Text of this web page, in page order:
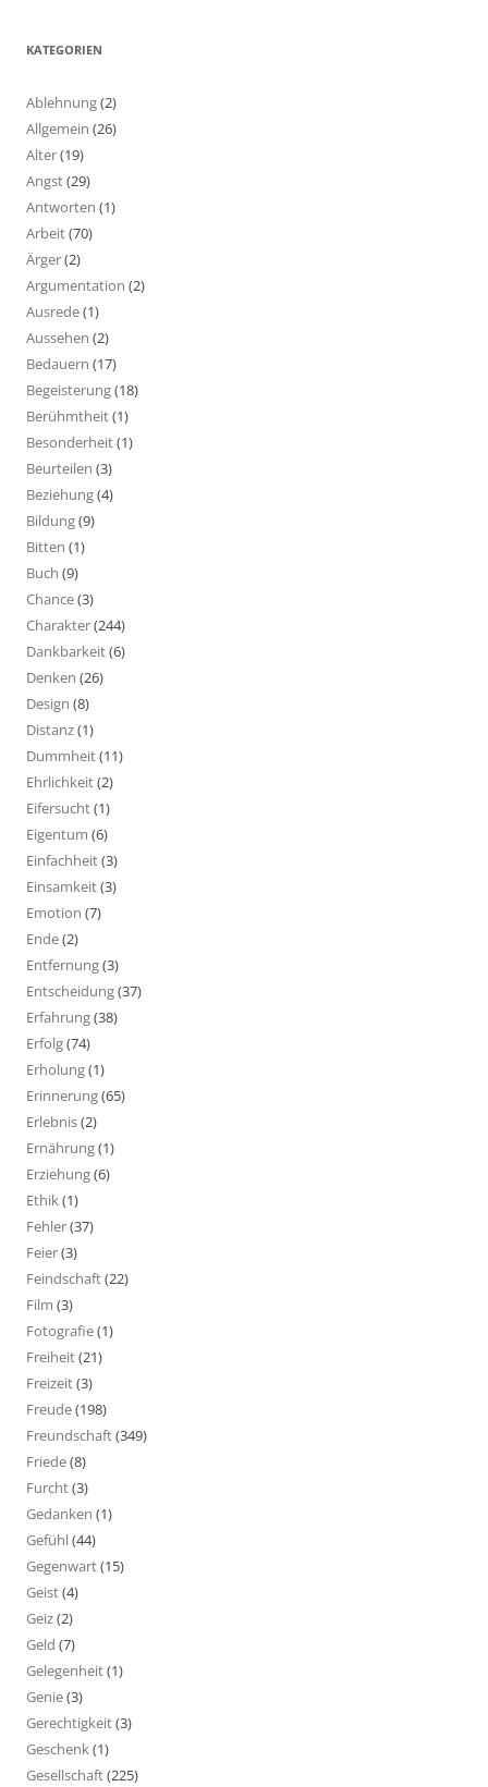
KATEGORIEN
Ablehnung(2)
Allgemein (26)
Alter(19)
Angst(29)
Antworten (1)
Arbeit(70)
Ärger(2)
Argumentation (2)
Ausrede(1)
Aussehen (2)
Bedauern (17)
Begeisterung(18)
Berühmtheit(1)
Besonderheit(1)
Beurteilen (3)
Beziehung(4)
Bildung(9)
Bitten (1)
Buch (9)
Chance(3)
Charakter(244)
Dankbarkeit(6)
Denken (26)
Design (8)
Distanz(1)
Dummheit(11)
Ehrlichkeit(2)
Eifersucht(1)
Eigentum (6)
Einfachheit(3)
Einsamkeit(3)
Emotion (7)
Ende(2)
Entfernung(3)
Entscheidung(37)
Erfahrung(38)
Erfolg(74)
Erholung(1)
Erinnerung(65)
Erlebnis(2)
Ernährung(1)
Erziehung(6)
Ethik(1)
Fehler(37)
Feier(3)
Feindschaft(22)
Film (3)
Fotografie(1)
Freiheit(21)
Freizeit(3)
Freude(198)
Freundschaft(349)
Friede(8)
Furcht(3)
Gedanken (1)
Gefühl(44)
Gegenwart(15)
Geist(4)
Geiz(2)
Geld (7)
Gelegenheit(1)
Genie(3)
Gerechtigkeit(3)
Geschenk(1)
Gesellschaft(225)